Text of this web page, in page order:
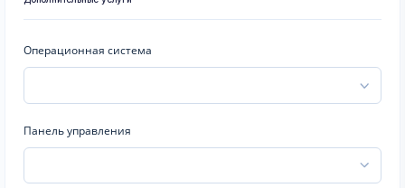
Операционная система
Панель управления